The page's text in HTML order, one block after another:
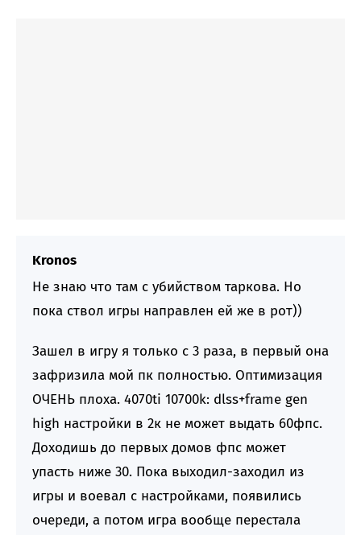
Kronos
Не знаю что там с убийством таркова. Но
пока ствол игры направлен ей же в рот))
Зашел в игру я только с 3 раза, в первый она
зафризила мой пк полностью. Оптимизация
ОЧЕНЬ плоха. 4070ti 10700k: dlss+frame gen
high настройки в 2к не может выдать 60фпс.
Доходишь до первых домов фпс может
упасть ниже 30. Пока выходил-заходил из
игры и воевал с настройками, появились
очереди, а потом игра вообще перестала